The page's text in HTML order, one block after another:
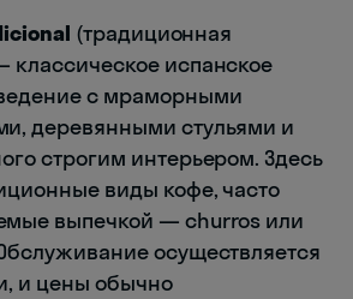
(традиционная
классическое испанское
с мраморными
деревянными стульями и
строгим интерьером. Здесь
виды кофе, часто
выпечкой — churros или
осуществляется
и цены обычно